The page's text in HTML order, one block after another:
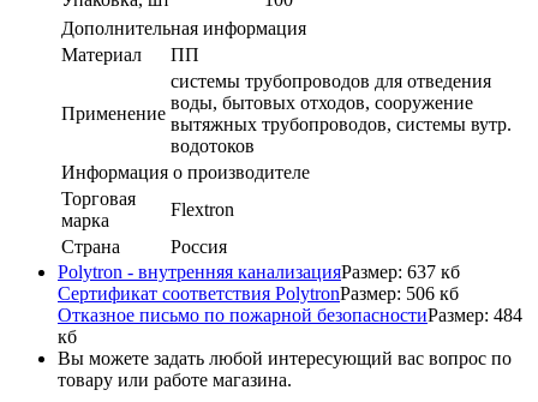
Дополнительная информация
Материал
ПП
Применение
системы трубопроводов для отведения
воды, бытовых отходов, сооружение
вытяжных трубопроводов, системы вутр.
водотоков
Информация о производителе
Торговая
марка
Flextron
Страна
Россия
Polytron - внутренняя канализацияРазмер: 637 кб
Сертификат соответствия PolytronРазмер: 506 кб
Отказное письмо по пожарной безопасностиРазмер: 484
кб
Вы можете задать любой интересующий вас вопрос по
товару или работе магазина.